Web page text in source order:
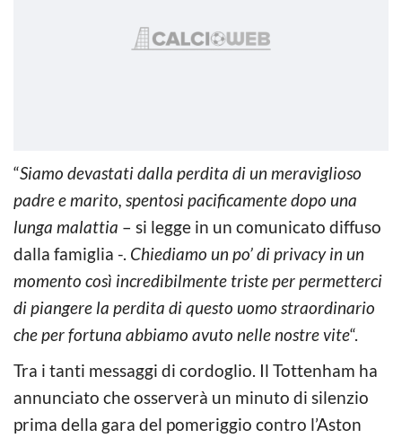
“Siamo devastati dalla perdita di un meraviglioso
padre e marito, spentosi pacificamente dopo una
lunga malattia – si legge in un comunicato diffuso
dalla famiglia -. Chiediamo un po’ di privacy in un
momento così incredibilmente triste per permetterci
di piangere la perdita di questo uomo straordinario
che per fortuna abbiamo avuto nelle nostre vite“.
Tra i tanti messaggi di cordoglio. Il Tottenham ha
annunciato che osserverà un minuto di silenzio
prima della gara del pomeriggio contro l’Aston